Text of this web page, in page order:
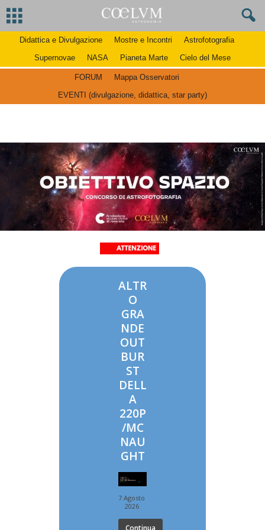
Didattica e Divulgazione Mostre e Incontri
Astrofotografia
Supernovae
NASA Pianeta Marte Cielo del Mese
FORUM
Mappa Osservatori
EVENTI (divulgazione, didattica, star party)
ALTR
O
GRA
NDE
OUT
BUR
ST
DELL
A
220P
/MC
NAU
GHT
7 Agosto
2026
Continua